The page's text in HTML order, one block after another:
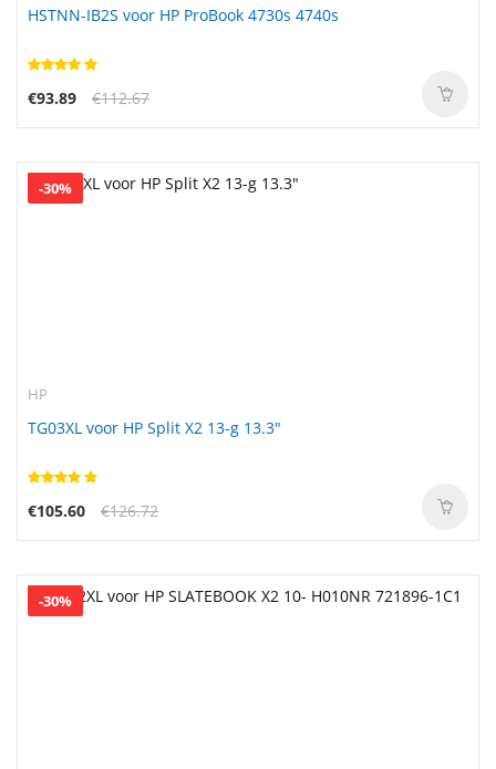
HSTNN-IB2S voor HP ProBook 4730s 4740s
€93.89 €112.67
-30%
HP
TG03XL voor HP Split X2 13-g 13.3"
€105.60 €126.72
-30%